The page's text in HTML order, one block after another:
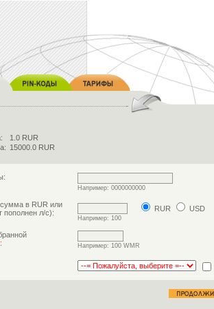
1.0 RUR
15000.0 RUR
Например: 0000000000
в RUR или
пополнен л/с):
RUR USD
Например: 100
: Например: 100 WMR